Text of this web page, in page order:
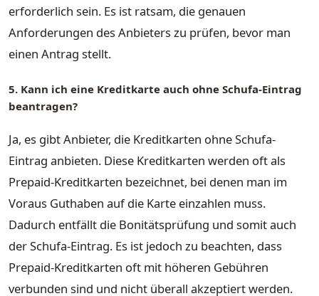
erforderlich sein. Es ist ratsam, die genauen
Anforderungen des Anbieters zu prüfen, bevor man
einen Antrag stellt.
5. Kann ich eine Kreditkarte auch ohne Schufa-Eintrag
beantragen?
Ja, es gibt Anbieter, die Kreditkarten ohne Schufa-
Eintrag anbieten. Diese Kreditkarten werden oft als
Prepaid-Kreditkarten bezeichnet, bei denen man im
Voraus Guthaben auf die Karte einzahlen muss.
Dadurch entfällt die Bonitätsprüfung und somit auch
der Schufa-Eintrag. Es ist jedoch zu beachten, dass
Prepaid-Kreditkarten oft mit höheren Gebühren
verbunden sind und nicht überall akzeptiert werden.